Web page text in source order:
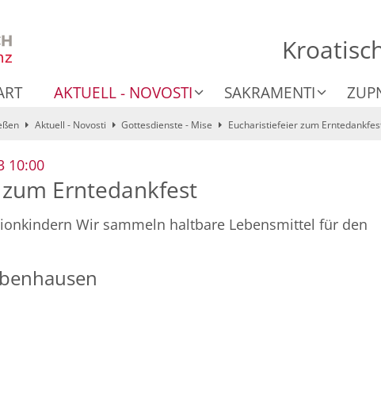
AKTUELL - NOVOSTI SAKRAMENTI
Aktuell - Novosti Gottesdienste - Mise Eucharistiefeier zum
10:00:
Erntedankfest
Wir sammeln haltbare Lebensmittel für den